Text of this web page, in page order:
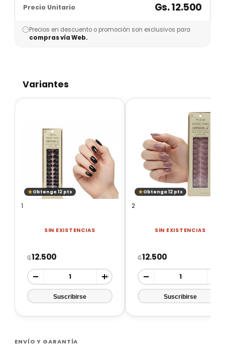
Precio Unitario Gs. 12.500
Precios en descuento o promoción son exclusivos para
compras vía Web.
Variantes
Obtenga 12 pts
1
SIN EXISTENCIAS
₲12.500
- +
Obtenga 12 pts
2
SIN EXISTENCIAS
₲12.500
-
ENVÍO Y GARANTÍA